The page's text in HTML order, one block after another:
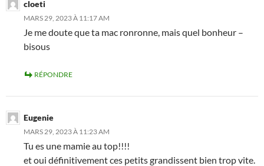
cloeti
MARS 29, 2023 À 11:17 AM
Je me doute que ta mac ronronne, mais quel bonheur –
bisous
RÉPONDRE
Eugenie
MARS 29, 2023 À 11:23 AM
Tu es une mamie au top!!!!
et oui définitivement ces petits grandissent bien trop vite.